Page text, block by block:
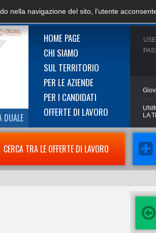
DUALE
HOME PAGE
CHI SIAMO
SUL TERRITORIO
PER LE AZIENDE
PER I CANDIDATI
OFFERTE DI LAVORO
LA
CERCA TRA LE OFFERTE DI LAVORO
nella navigazione del sito, l'utente